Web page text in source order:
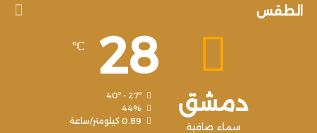
الطقس
دمشق
سماء صافية
28
℃
40º - 27º
44%
0.89 كيلومتر/ساعة